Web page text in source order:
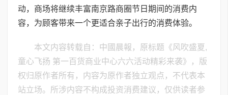
动，商场将继续丰富南京路商圈节日期间的消费内
容，为顾客带来一个更适合亲子出行的消费体验。
本文内容转载自：中國晨報，原标题《风吹盛夏,
童心飞扬 第一百货商业中心六六活动精彩来袭》，版
权归原作者所有，内容为原作者独立观点，不代表本
站立场。所涉内容不构成投资消费建议，仅供读者参